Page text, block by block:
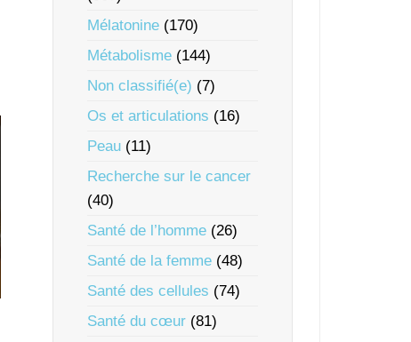
Mélatonine (170)
Métabolisme (144)
Non classifié(e) (7)
Os et articulations (16)
Peau (11)
Recherche sur le cancer
(40)
Santé de l’homme (26)
Santé de la femme (48)
Santé des cellules (74)
Santé du cœur (81)